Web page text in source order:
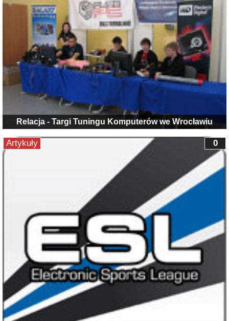
Relacja - Targi Tuningu Komputerów we Wrocławiu
0
Artykuły